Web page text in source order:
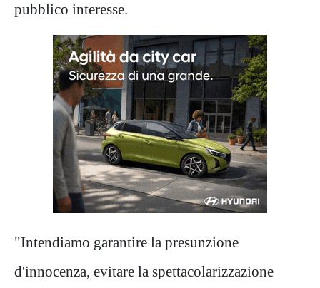
pubblico interesse.
"Intendiamo garantire la presunzione
d'innocenza, evitare la spettacolarizzazione